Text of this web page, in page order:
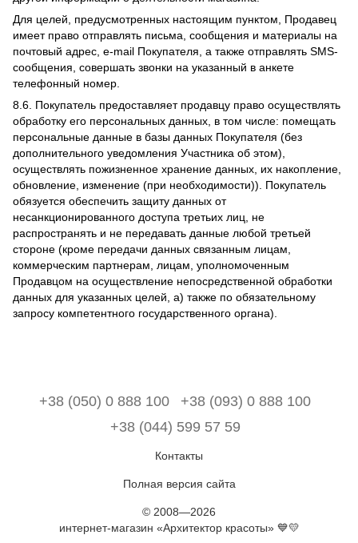
Для целей, предусмотренных настоящим пунктом, Продавец
имеет право отправлять письма, сообщения и материалы на
почтовый адрес, e-mail Покупателя, а также отправлять SMS-
сообщения, совершать звонки на указанный в анкете
телефонный номер.
8.6. Покупатель предоставляет продавцу право осуществлять
обработку его персональных данных, в том числе: помещать
персональные данные в базы данных Покупателя (без
дополнительного уведомления Участника об этом),
осуществлять пожизненное хранение данных, их накопление,
обновление, изменение (при необходимости)). Покупатель
обязуется обеспечить защиту данных от
несанкционированного доступа третьих лиц, не
распространять и не передавать данные любой третьей
стороне (кроме передачи данных связанным лицам,
коммерческим партнерам, лицам, уполномоченным
Продавцом на осуществление непосредственной обработки
данных для указанных целей, а) также по обязательному
запросу компетентного государственного органа).
+38 (050) 0 888 100
+38 (093) 0 888 100
+38 (044) 599 57 59
Контакты
Полная версия сайта
© 2008—2026
интернет-магазин «Архитектор красоты» 💙💛